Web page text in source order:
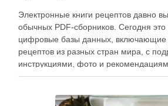
Электронные книги рецептов давно
обычных PDF-сборников. Сегодня
цифровые базы данных, включающие
рецептов из разных стран мира, с
инструкциями, фото и
приготовлению. В отличие от
контент, расширять коллекции блюд и